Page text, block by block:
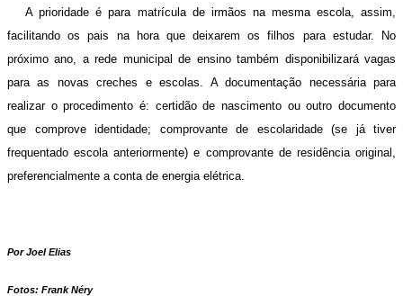
A prioridade é para matrícula de irmãos na mesma escola, assim,
facilitando os pais na hora que deixarem os filhos para estudar. No
próximo ano, a rede municipal de ensino também disponibilizará vagas
para as novas creches e escolas. A documentação necessária para
realizar o procedimento é: certidão de nascimento ou outro documento
que comprove identidade; comprovante de escolaridade (se já tiver
frequentado escola anteriormente) e comprovante de residência original,
preferencialmente a conta de energia elétrica.
Por Joel Elias
Fotos: Frank Néry